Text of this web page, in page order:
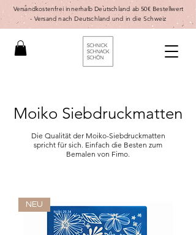
Versandkostenfrei innerhalb Deutschland ab 50€ Bestellwert
- Versand nach Deutschland und in die Schweiz
Moiko Siebdruckmatten
Die Qualität der Moiko-Siebdruckmatten
spricht für sich. Einfach die Besten zum
Bemalen von Fimo.
NEU